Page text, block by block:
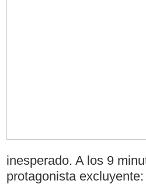
inesperado. A los 9
protagonista